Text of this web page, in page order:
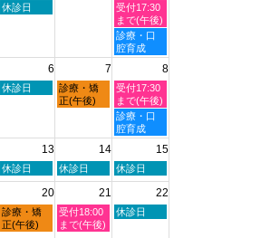
木
月
2026
休診日
土
曜
日,
8
月
2026
受付17:30
まで(午後)
土
曜
日,
月
1st
2026
診療・口
腔育成
6 7 8
木
月
2026
休診日
金
曜
月
2026
診療・矯
正(午後)
土
曜
日,
8
月
2026
受付17:30
まで(午後)
土
曜
日,
月
8th
診療・口
腔育成
13 14 15
木
曜
8
月
13th
休診日
金
曜
8
月
14th
休診日
土
曜
8
月
休診日
20 21 22
木
曜
診療・矯
正(午後)
金
曜
受付18:00
まで(午後)
土
休診日